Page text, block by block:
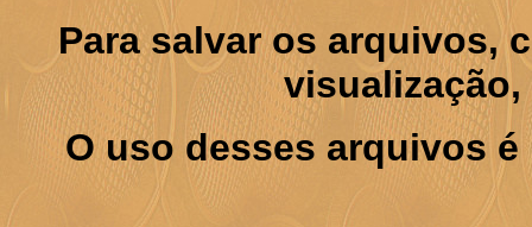
Para salvar os arquivos,
O uso desses arquivos